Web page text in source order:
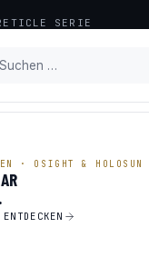
SERIE
Suchen …
· OSIGHT & HOLOSUN